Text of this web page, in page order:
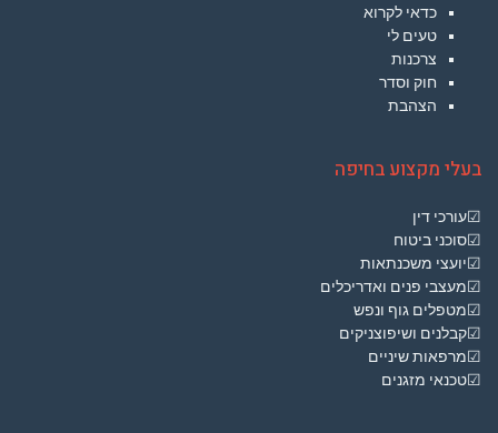
כדאי לקרוא
טעים לי
צרכנות
חוק וסדר
הצהבת
בעלי מקצוע בחיפה
☑עורכי דין
☑סוכני ביטוח
☑יועצי משכנתאות
☑מעצבי פנים ואדריכלים
☑מטפלים גוף ונפש
☑קבלנים ושיפוצניקים
☑מרפאות שיניים
☑טכנאי מזגנים